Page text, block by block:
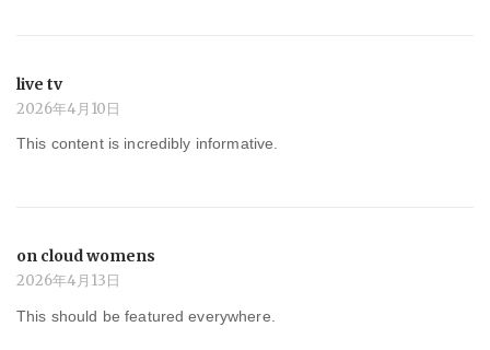
live tv
2026年4月10日
This content is incredibly informative.
on cloud womens
2026年4月13日
This should be featured everywhere.